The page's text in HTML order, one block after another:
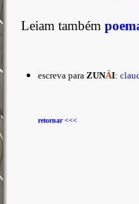
Leiam também
escreva para ZUNÁI:
retornar <<<